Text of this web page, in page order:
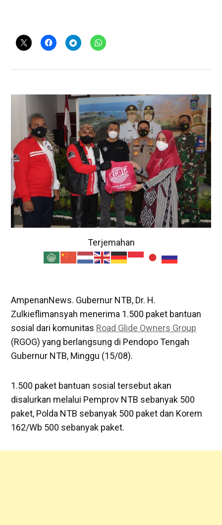
Terjemahan
AmpenanNews. Gubernur NTB, Dr. H.
Zulkieflimansyah menerima 1.500 paket bantuan
sosial dari komunitas Road Glide Owners Group
(RGOG) yang berlangsung di Pendopo Tengah
Gubernur NTB, Minggu (15/08).
1.500 paket bantuan sosial tersebut akan
disalurkan melalui Pemprov NTB sebanyak 500
paket, Polda NTB sebanyak 500 paket dan Korem
162/Wb 500 sebanyak paket.